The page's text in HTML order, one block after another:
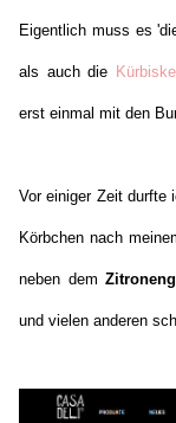
Eigentlich muss es
als auch die
erst einmal mit den
Vor einiger Zeit
Körbchen nach
neben dem
und vielen anderen